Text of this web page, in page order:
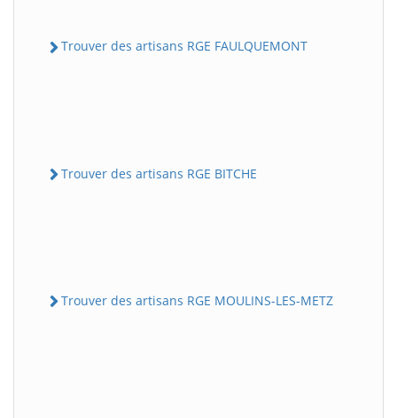
Trouver des artisans RGE FAULQUEMONT
Trouver des artisans RGE BITCHE
Trouver des artisans RGE MOULINS-LES-METZ